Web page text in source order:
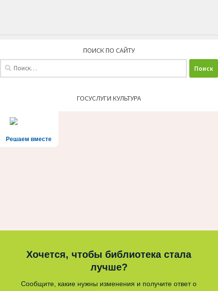
ПОИСК ПО САЙТУ
ГОСУСЛУГИ КУЛЬТУРА
Решаем вместе
Хочется, чтобы библиотека стала
лучше?
Сообщите, какие нужны изменения и получите ответ о